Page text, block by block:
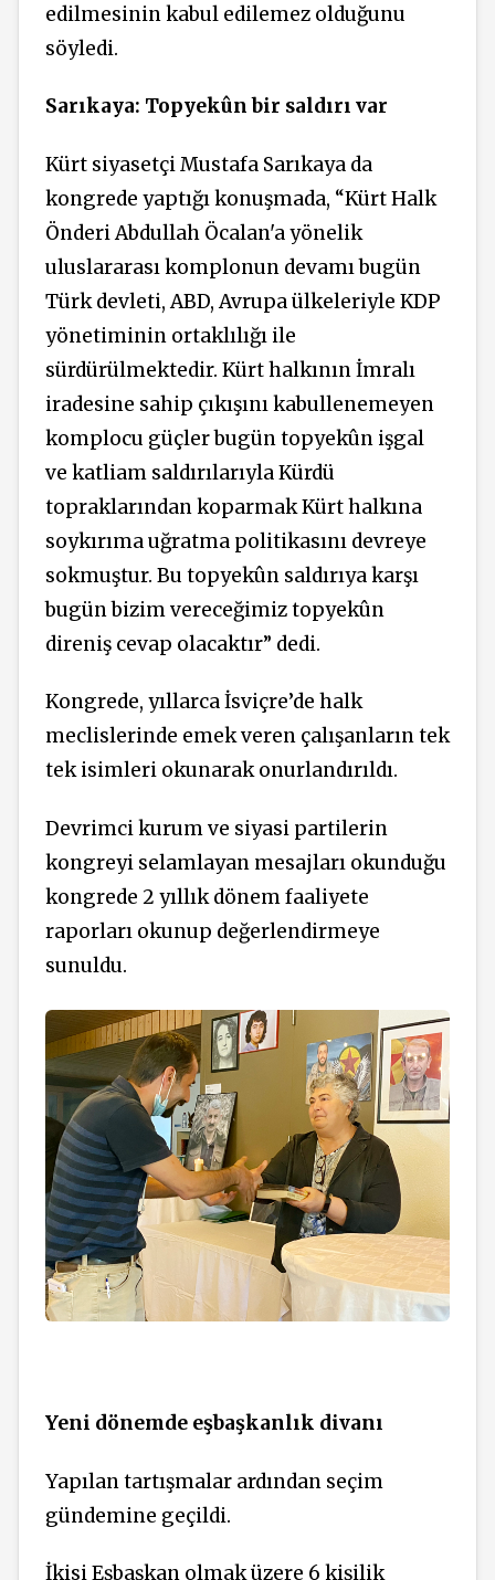
edilmesinin kabul edilemez olduğunu
söyledi.
Sarıkaya: Topyekûn bir saldırı var
Kürt siyasetçi Mustafa Sarıkaya da
kongrede yaptığı konuşmada, “Kürt Halk
Önderi Abdullah Öcalan'a yönelik
uluslararası komplonun devamı bugün
Türk devleti, ABD, Avrupa ülkeleriyle KDP
yönetiminin ortaklılığı ile
sürdürülmektedir. Kürt halkının İmralı
iradesine sahip çıkışını kabullenemeyen
komplocu güçler bugün topyekûn işgal
ve katliam saldırılarıyla Kürdü
topraklarından koparmak Kürt halkına
soykırıma uğratma politikasını devreye
sokmuştur. Bu topyekûn saldırıya karşı
bugün bizim vereceğimiz topyekûn
direniş cevap olacaktır” dedi.
Kongrede, yıllarca İsviçre’de halk
meclislerinde emek veren çalışanların tek
tek isimleri okunarak onurlandırıldı.
Devrimci kurum ve siyasi partilerin
kongreyi selamlayan mesajları okunduğu
kongrede 2 yıllık dönem faaliyete
raporları okunup değerlendirmeye
sunuldu.
Yeni dönemde eşbaşkanlık divanı
Yapılan tartışmalar ardından seçim
gündemine geçildi.
İkisi Eşbaşkan olmak üzere 6 kişilik